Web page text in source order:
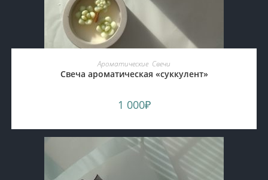
ADD TO CART
Ароматические Свечи
Свеча ароматическая «суккулент»
1 000₽